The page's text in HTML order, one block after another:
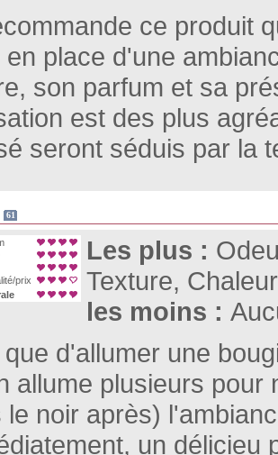
ce produit
en place d'une
son parfum et sa
est des plus
seront séduis par la
61
prix
Les plus :
Texture, Chaleur
les moins :
que d'allumer une
allume plusieurs pour
le noir après)
un délicieu